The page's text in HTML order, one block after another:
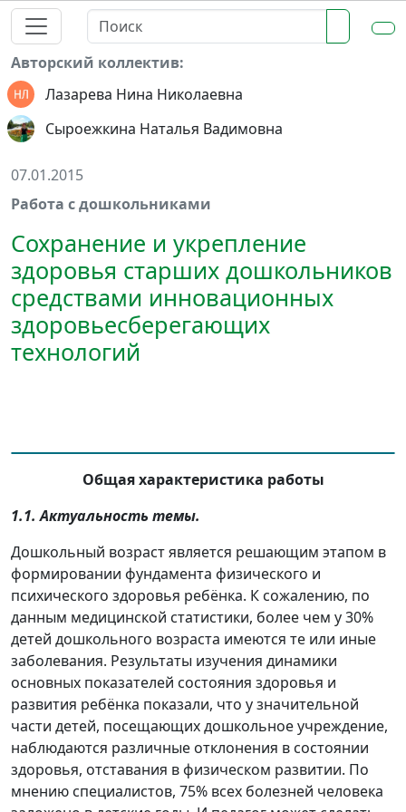
Авторский коллектив:
Лазарева Нина Николаевна
Сыроежкина Наталья Вадимовна
07.01.2015
Работа с дошкольниками
Сохранение и укрепление
здоровья старших дошкольников
средствами инновационных
здоровьесберегающих
технологий
Общая характеристика работы
1.1. Актуальность темы.
Дошкольный возраст является решающим этапом в
формировании фундамента физического и
психического здоровья ребёнка. К сожалению, по
данным медицинской статистики, более чем у 30%
детей дошкольного возраста имеются те или иные
заболевания. Результаты изучения динамики
основных показателей состояния здоровья и
развития ребёнка показали, что у значительной
части детей, посещающих дошкольное учреждение,
наблюдаются различные отклонения в состоянии
здоровья, отставания в физическом развитии. По
мнению специалистов, 75% всех болезней человека